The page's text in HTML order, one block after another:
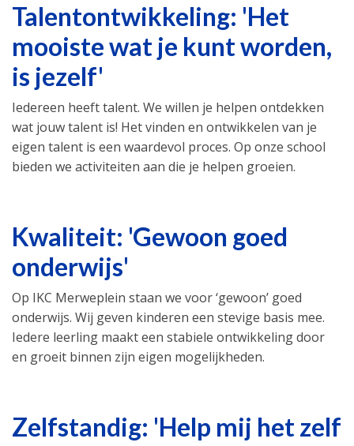
Talentontwikkeling: 'Het
mooiste wat je kunt worden,
is jezelf'
Iedereen heeft talent. We willen je helpen ontdekken
wat jouw talent is! Het vinden en ontwikkelen van je
eigen talent is een waardevol proces. Op onze school
bieden we activiteiten aan die je helpen groeien.
Kwaliteit: 'Gewoon goed
onderwijs'
Op IKC Merweplein staan we voor ‘gewoon’ goed
onderwijs. Wij geven kinderen een stevige basis mee.
Iedere leerling maakt een stabiele ontwikkeling door
en groeit binnen zijn eigen mogelijkheden.
Zelfstandig: 'Help mij het zelf